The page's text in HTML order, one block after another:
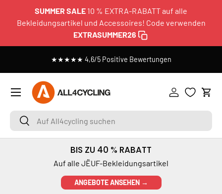
SUMMER SALE 10 % EXTRA-RABATT auf alle
Bekleidungsartikel und Accessoires! Code verwenden
EXTRASUMMER26
★★★★★ 4,6/5 Positive Bewertungen
Auf All4cycling suchen
Suchen
Einloggen
Menü
BIS ZU 40 % RABATT
Auf alle JËUF-Bekleidungsartikel
ANGEBOTE ANSEHEN →